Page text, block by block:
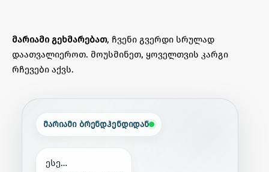
მარიამი გეხმარებათ, ჩვენი გვერდი სრულად
დაათვალიეროთ. მოუსმინეთ, ყოველთვის კარგი
რჩევები აქვს.
მარიამი ბრენდჰენდიდან
ესე…